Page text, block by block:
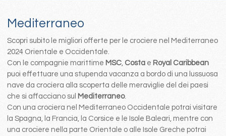
Mediterraneo
Scopri subito le migliori offerte per le crociere nel Mediterraneo
2024 Orientale e Occidentale.
Con le compagnie marittime MSC, Costa e Royal Caribbean
puoi effettuare una stupenda vacanza a bordo di una lussuosa
nave da crociera alla scoperta delle meraviglie del dei paesi
che si affacciano sul Mediterraneo.
Con una crociera nel Mediterraneo Occidentale potrai visitare
la Spagna, la Francia, la Corsice e le Isole Baleari, mentre con
una crociere nella parte Orientale o alle Isole Greche potrai